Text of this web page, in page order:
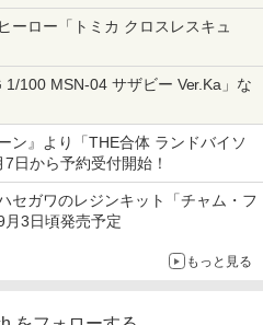
各3色
ーロー「トミカ クロスレスキュ
100 MSN-04 サザビー Ver.Ka」な
ン』より「THE合体 ランドバイソ
日から予約受付開始！
セガワのレジンキット「チャム・フ
月3日頃発売予定
もっと見る